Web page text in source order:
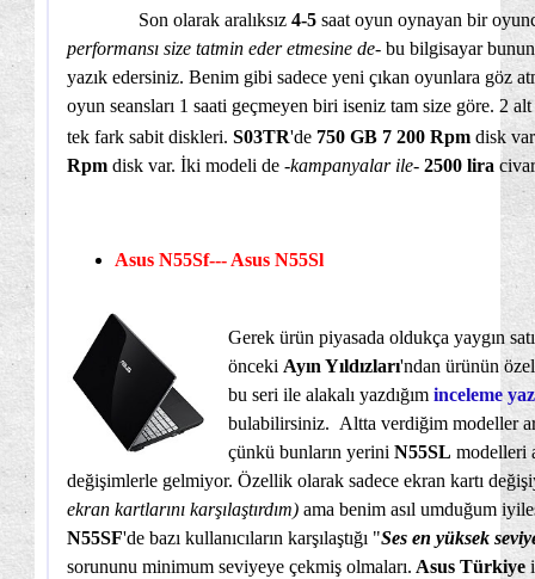
Son olarak aralıksız 4-5 saat oyun oynayan bir
performansı size tatmin eder etmesine de- bu bilgisayar
yazık edersiniz. Benim gibi sadece yeni çıkan oyunlara göz
oyun seansları 1 saati geçmeyen biri iseniz tam size göre. 2
tek fark sabit diskleri. S03TR'de 750 GB 7 200 Rpm disk
Rpm disk var. İki modeli de -kampanyalar ile- 2500 lira
Asus N55Sf--- Asus N55Sl
Gerek ürün piyasada oldukça yaygın
önceki Ayın Yıldızları'ndan ürünün
bu seri ile alakalı yazdığım inceleme
bulabilirsiniz. Altta verdiğim modeller
çünkü bunların yerini N55SL modelleri
değişimlerle gelmiyor. Özellik olarak sadece ekran kartı
ekran kartlarını karşılaştırdım) ama benim asıl umduğum
N55SF'de bazı kullanıcıların karşılaştığı "Ses en yüksek
sorununu minimum seviyeye çekmiş olmaları. Asus Türkiye